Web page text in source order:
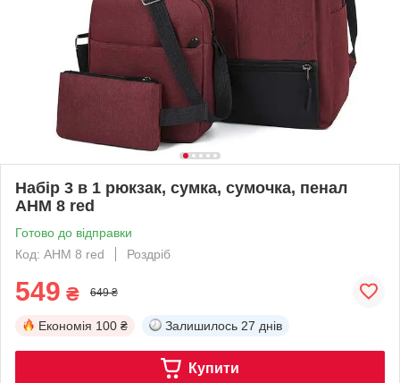
Набір 3 в 1 рюкзак, сумка, сумочка, пенал
AHM 8 red
Готово до відправки
Код: AHM 8 red
Роздріб
549 ₴ 649 ₴
Економія 100 ₴ Залишилось 27 днів
Купити